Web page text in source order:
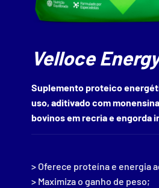
Velloce
Suplemento proteico
uso, aditivado com
bovinos em recria e engorda
> Oferece proteína e energia
> Maximiza o ganho de peso;